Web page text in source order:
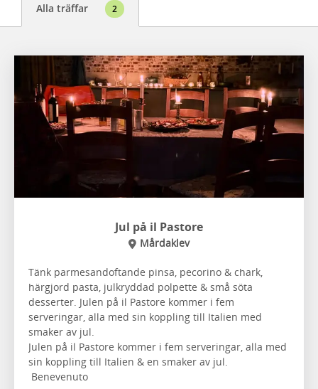
Alla träffar 2
Jul på il Pastore
Mårdaklev
Tänk parmesandoftande pinsa, pecorino & chark,
härgjord pasta, julkryddad polpette & små söta
desserter. ​Julen på il Pastore kommer i fem
serveringar, alla med sin koppling till Italien med
smaker av jul.
Julen på il Pastore kommer i fem serveringar, alla med
sin koppling till Italien & en smaker av jul.
Benevenuto